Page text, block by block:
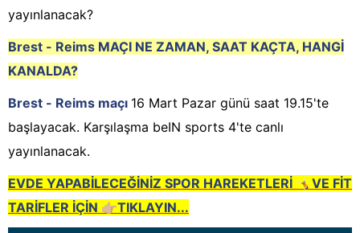
yayınlanacak?
Brest - Reims MAÇI NE ZAMAN, SAAT KAÇTA, HANGİ
KANALDA?
Brest - Reims maçı 16 Mart Pazar günü saat 19.15'te
başlayacak. Karşılaşma beIN sports 4'te canlı
yayınlanacak.
EVDE YAPABİLECEĞİNİZ SPOR HAREKETLERİ 🤸🏻VE FİT
TARİFLER İÇİN 👉🏼TIKLAYIN...